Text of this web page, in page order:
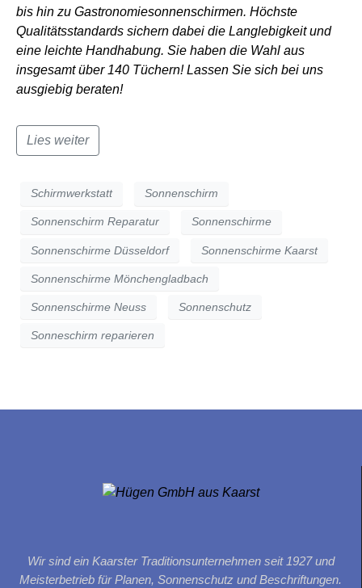
bis hin zu Gastronomiesonnenschirmen. Höchste
Qualitätsstandards sichern dabei die Langlebigkeit und
eine leichte Handhabung. Sie haben die Wahl aus
insgesamt über 140 Tüchern! Lassen Sie sich bei uns
ausgiebig beraten!
Lies weiter
Schirmwerkstatt Sonnenschirm
Sonnenschirm Reparatur Sonnenschirme
Sonnenschirme Düsseldorf Sonnenschirme Kaarst
Sonnenschirme Mönchengladbach
Sonnenschirme Neuss Sonnenschutz
Sonneschirm reparieren
Wir sind ein Kaarster Traditionsunternehmen seit 1927 und
Meisterbetrieb für Planen, Sonnenschutz und Beschriftungen.